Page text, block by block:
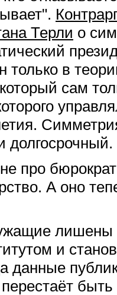
Терли о
только в
сам
долгосрочный.
про
А оно
лишены
и
данные